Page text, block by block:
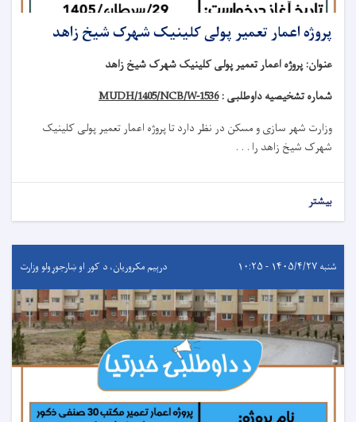
پروژه اعمار تعمیر پولی کلینیک شهرک شیخ زاهد
عنوان: پروژه اعمار تعمیر پولی کلینیک شهرک شیخ زاهد
شماره تشخیصیه داوطلبی :MUDH/1405/NCB/W-1536
وزارت شهر سازی و مسکن در نظر دارد تاپروژه اعمار تعمیر پولی کلینیک
شهرک شیخ زاهد را . . .
بیشتر
شنبه ۱۴۰۵/۴/۲۷ - ۱۰:۲۵ درېيم مکروریان، د کور او ښارجوړولو وزارت